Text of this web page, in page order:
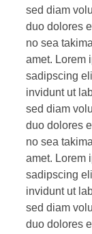
sed diam
duo dolores
no sea
amet. Lorem
sadipscing
invidunt ut
sed diam
duo dolores
no sea
amet. Lorem
sadipscing
invidunt ut
sed diam
duo dolores